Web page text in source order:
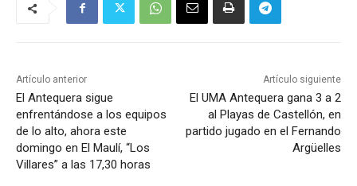
Artículo anterior
El Antequera sigue
enfrentándose a los equipos
de lo alto, ahora este
domingo en El Maulí, “Los
Villares” a las 17,30 horas
Artículo siguiente
El UMA Antequera gana 3 a 2
al Playas de Castellón, en
partido jugado en el Fernando
Argüelles